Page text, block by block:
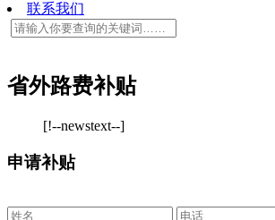
联系我们
省外路费补贴
[!--newstext--]
申请补贴